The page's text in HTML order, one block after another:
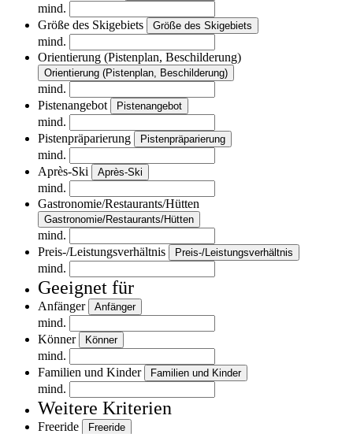
mind.
Größe des Skigebiets
Größe des Skigebiets
mind.
Orientierung (Pistenplan, Beschilderung)
Orientierung (Pistenplan, Beschilderung)
mind.
Pistenangebot
Pistenangebot
mind.
Pistenpräparierung
Pistenpräparierung
mind.
Après-Ski
Après-Ski
mind.
Gastronomie/Restaurants/Hütten
Gastronomie/Restaurants/Hütten
mind.
Preis-/Leistungsverhältnis
Preis-/Leistungsverhältnis
mind.
Geeignet für
Anfänger Anfänger
mind.
Könner
Könner
mind.
Familien und Kinder
Familien und Kinder
mind.
Weitere Kriterien
Freeride Freeride